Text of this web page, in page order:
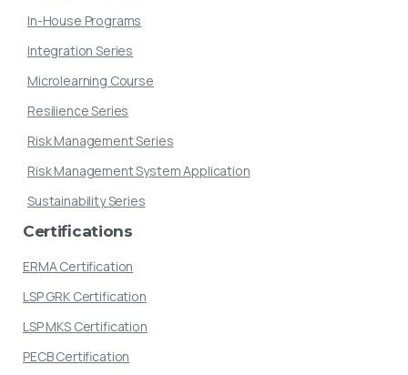
In-House Programs
Integration Series
Microlearning Course
Resilience Series
Risk Management Series
Risk Management System Application
Sustainability Series
Certifications
ERMA Certification
LSP GRK Certification
LSP MKS Certification
PECB Certification